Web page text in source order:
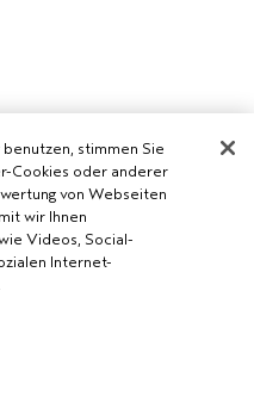
stimmen Sie
Cookies oder anderer
von Webseiten
wir Ihnen
Videos, Social-
Internet-